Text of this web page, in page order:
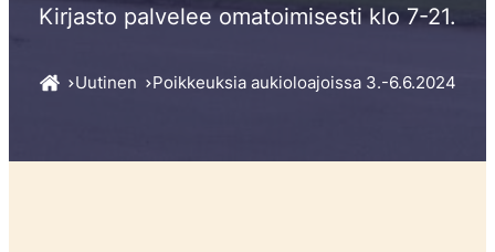
Kirjasto palvelee omatoimisesti klo 7-21.
Uutinen Poikkeuksia aukioloajoissa 3.-6.6.2024